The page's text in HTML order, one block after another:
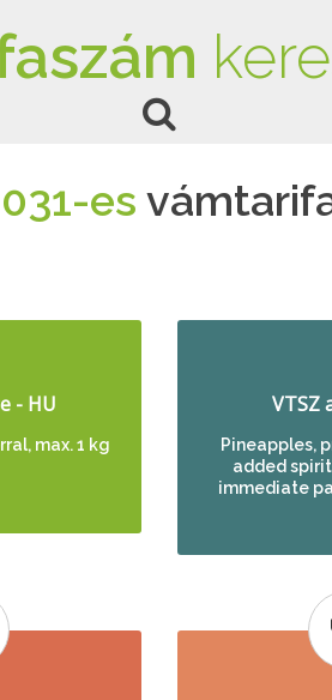
es
- HU
max. 1 kg
VTSZ
Pineapples,
added
immediate